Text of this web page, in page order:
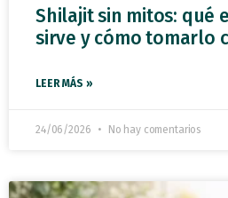
Shilajit sin mitos: qué
sirve y cómo tomarlo
LEER MÁS »
24/06/2026 No hay comentarios